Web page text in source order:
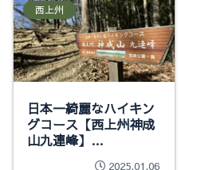
西上州
日本一綺麗なハイキン
グコース【西上州神成
山九連峰】
2025.01.06